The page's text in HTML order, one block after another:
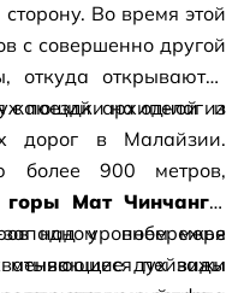
Во время этой
с совершенно другой
открываются
архипелаг и
с поездки на одной из
дорог в Малайзии.
более 900 метров,
горы Мат Чинчанг
побережье
меняющиеся пейзажи
над уровнем моря
дух виды